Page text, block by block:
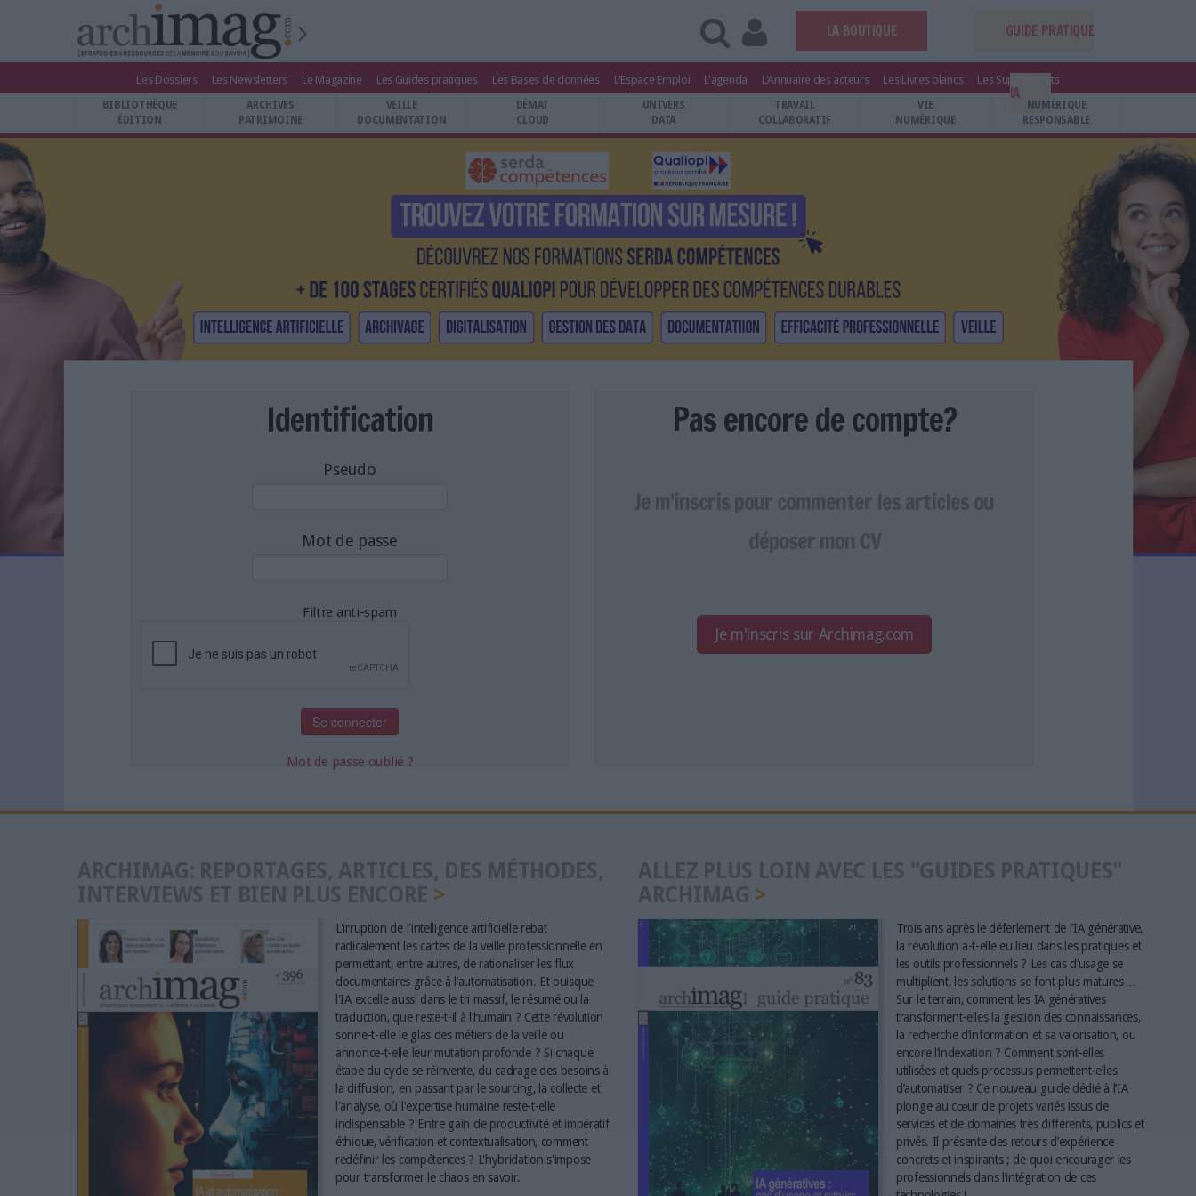
LA BOUTIQUE GUIDE PRATIQUE
IA
BIBLIOTHÈQUE ÉDITION
ARCHIVES PATRIMOINE
VEILLE DOCUMENTATION
UNIVERS DATA
TRAVAIL COLLABORATIF
VIE NUMÉRIQUE
NUMÉRIQUE RESPONSABLE
L'ANNUAIRE DES ACTEURS
NOS OFFRES D'ABONNEMENTS
Les Dossiers Les Newsletters Le Magazine Les Guides pratiques Les Bases de données L'Espace Emploi L'agenda L'Annuaire des acteurs Les Livres blancs Les Suppléments
BIBLIOTHÈQUE
ÉDITION
ARCHIVES
PATRIMOINE
VEILLE
DOCUMENTATION
DÉMAT
CLOUD
UNIVERS
DATA
TRAVAIL
COLLABORATIF
VIE
NUMÉRIQUE
NUMÉRIQUE
RESPONSABLE
Identification
Pseudo
Mot de passe
Filtre anti-spam
Mot de passe oublié ?
Pas encore de compte?
Je m'inscris sur Archimag.com
L'irruption de l'intelligence artificielle rebat
radicalement les cartes de la veille professionnelle en
permettant, entre autres, de rationaliser les flux
documentaires grâce à l’automatisation. Et puisque
l'IA excelle aussi dans le tri massif, le résumé ou la
traduction, que reste-t-il à l’humain ? Cette révolution
sonne-t-elle le glas des métiers de la veille ou
annonce-t-elle leur mutation profonde ? Si chaque
étape du cycle se réinvente, du cadrage des besoins à
la diffusion, en passant par le sourcing, la collecte et
l'analyse, où l'expertise humaine reste-t-elle
indispensable ? Entre gain de productivité et impératif
éthique, vérification et contextualisation, comment
redéfinir les compétences ? L'hybridation s'impose
pour transformer le chaos en savoir.
Trois ans après le déferlement de l’IA générative,
la révolution a-t-elle eu lieu dans les pratiques et
les outils professionnels ? Les cas d’usage se
multiplient, les solutions se font plus matures…
Sur le terrain, comment les IA génératives
transforment-elles la gestion des connaissances,
la recherche d’information et sa valorisation, ou
encore l’indexation ? Comment sont-elles
utilisées et quels processus permettent-elles
d’automatiser ? Ce nouveau guide dédié à l’IA
plonge au cœur de projets variés issus de
services et de domaines très différents, publics et
privés. Il présente des retours d’expérience
concrets et inspirants ; de quoi encourager les
professionnels dans l’intégration de ces